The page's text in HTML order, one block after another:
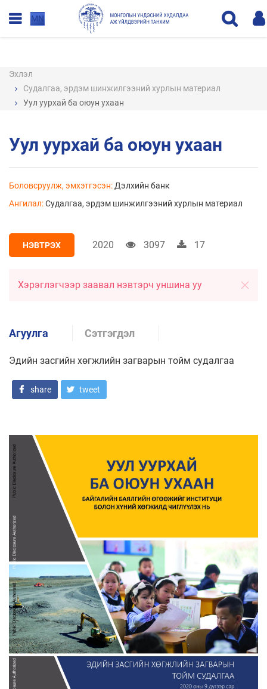
MN
Эхлэл
Судалгаа, эрдэм шинжилгээний хурлын материал
Уул уурхай ба оюун ухаан
Уул уурхай ба оюун ухаан
Боловсруулж, эмхэтгэсэн: Дэлхийн банк
Ангилал:Судалгаа, эрдэм шинжилгээний хурлын материал
НЭВТРЭХ 2020 3097 17
Хэрэглэгчээр заавал нэвтэрч уншина уу
Агуулга Сэтгэгдэл
Эдийн засгийн хөгжлийн загварын тойм судалгаа
share tweet